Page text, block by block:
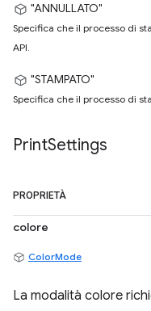
"ANNULLATO"
Specifica che il processo di
API.
"STAMPATO"
Specifica che il processo di
PrintSettings
PROPRIETÀ
colore
ColorMode
La modalità colore